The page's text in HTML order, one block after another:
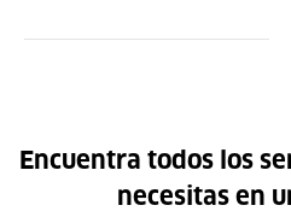
Encuentra todos los
necesitas en